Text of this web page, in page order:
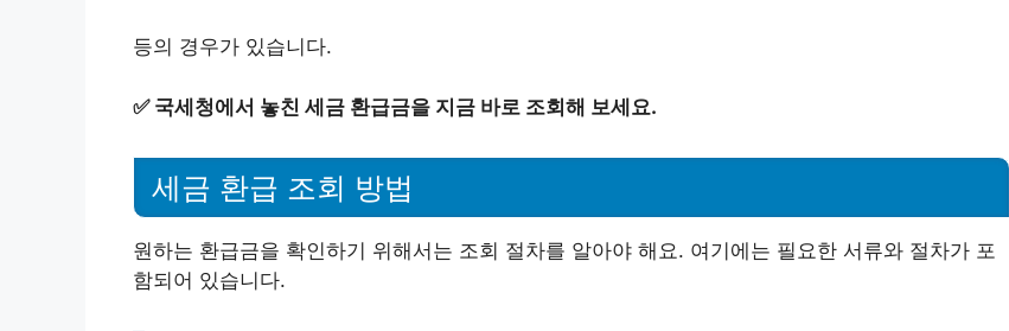
등의 경우가 있습니다.
✅ 국세청에서 놓친 세금 환급금을 지금 바로 조회해 보세요.
세금 환급 조회 방법
원하는 환급금을 확인하기 위해서는 조회 절차를 알아야 해요. 여기에는 필요한 서류와 절차가 포
함되어 있습니다.